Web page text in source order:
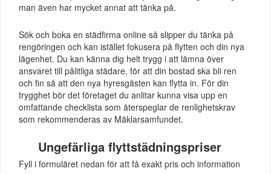
man även har mycket annat att tänka på.
Sök och boka en städfirma online så slipper du tänka på
rengöringen och kan istället fokusera på flytten och din nya
lägenhet. Du kan känna dig helt trygg i att lämna över
ansvaret till pålitliga städare, för att din bostad ska bli ren
och fin så att den nya hyresgästen kan flytta in. För din
trygghet bör det företaget du anlitar kunna visa upp en
omfattande checklista som återspeglar de renlighetskrav
som rekommenderas av Mäklarsamfundet.
Ungefärliga flyttstädningspriser
Fyll i formuläret nedan för att få exakt pris och information